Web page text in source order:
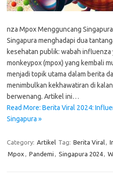
nza Mpox Mengguncang
Singapura menghadapi dua
kesehatan publik: wabah influenza
monkeypox (mpox) yang kembali
menjadi topik utama dalam berita
menimbulkan kekhawatiran di
berwenang. Artikel ini…
Read More: Berita Viral 2024:
Singapura »
Category: Artikel Tag: Berita Viral,
Mpox , Pandemi , Singapura 2024,